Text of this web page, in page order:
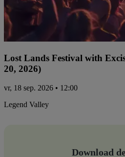
Lost Lands Festival with
20, 2026)
vr, 18 sep. 2026 • 12:00
Legend Valley
Download